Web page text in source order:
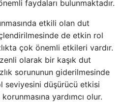
faydaları bulunmaktadır.
etkili olan dut
de etkin rol
çok önemli etkileri vardır.
olarak bir kaşık dut
sorununun giderilmesinde
seviyesini düşürücü etkisi
yardımcı olur.